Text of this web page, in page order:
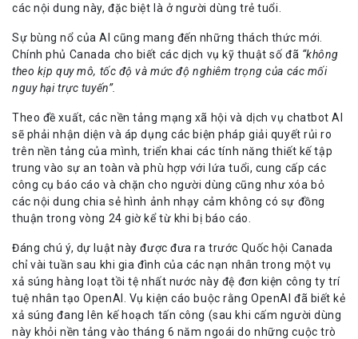
các nội dung này, đặc biệt là ở người dùng trẻ tuổi.
Sự bùng nổ của AI cũng mang đến những thách thức mới.
Chính phủ Canada cho biết các dịch vụ kỹ thuật số đã “không
theo kịp quy mô, tốc độ và mức độ nghiêm trọng của các mối
nguy hại trực tuyến”.
Theo đề xuất, các nền tảng mạng xã hội và dịch vụ chatbot AI
sẽ phải nhận diện và áp dụng các biện pháp giải quyết rủi ro
trên nền tảng của mình, triển khai các tính năng thiết kế tập
trung vào sự an toàn và phù hợp với lứa tuổi, cung cấp các
công cụ báo cáo và chặn cho người dùng cũng như xóa bỏ
các nội dung chia sẻ hình ảnh nhạy cảm không có sự đồng
thuận trong vòng 24 giờ kể từ khi bị báo cáo.
Đáng chú ý, dự luật này được đưa ra trước Quốc hội Canada
chỉ vài tuần sau khi gia đình của các nạn nhân trong một vụ
xả súng hàng loạt tồi tệ nhất nước này đệ đơn kiện công ty trí
tuệ nhân tạo OpenAI. Vụ kiện cáo buộc rằng OpenAI đã biết kẻ
xả súng đang lên kế hoạch tấn công (sau khi cấm người dùng
này khỏi nền tảng vào tháng 6 năm ngoái do những cuộc trò